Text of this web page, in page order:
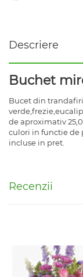
Descriere
Buchet
Bucet din
de aproximativ
culori in functie de
incluse in pret.
Recenzii